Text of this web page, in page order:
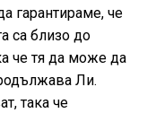
гарантираме, че
са близо до
че тя да може да
Ли.
така че